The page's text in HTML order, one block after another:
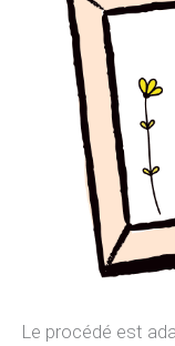
Le procédé est